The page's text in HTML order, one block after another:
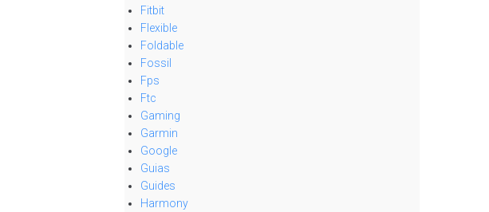
Fitbit
Flexible
Foldable
Fossil
Fps
Ftc
Gaming
Garmin
Google
Guias
Guides
Harmony